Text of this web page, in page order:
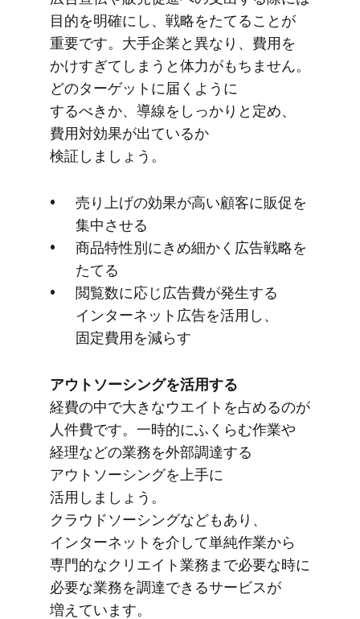
目的を​明確にし、​戦略を​たてる​ことが​
重要です。​大手企業と​異なり、​費用を​
かけすぎてしまうと​体力が​もちません。​
どの​ターゲットに​届くように​
するべきか、​導線を​しっかりと​定め、​
費用対効果が​出ているか​
検証しましょう。
売り上げの​効果が​高い​顧客に​販促を​
集中させる
商​品特性別に​きめ細かく​広告戦略を​
たてる
閲覧数に​応じ広告費が​発生する​
インターネット​広告を​活用し、​
固定費用を​減らす
アウトソーシングを​活用する
経費の​中で​大きな​ウエイトを​占めるのが​
人件費です。​一時的に​ふくらむ​作業や​
経理などの​業務を​外部調達する​
アウトソーシングを​上手に​
活用しましょう。​
クラウドソーシングなども​あり、​
インターネットを​介して​単純作業から​
専門的な​クリエイト業務まで​必要な​時に​
必要な​業務を​調達できる​サービスが​
増えています。